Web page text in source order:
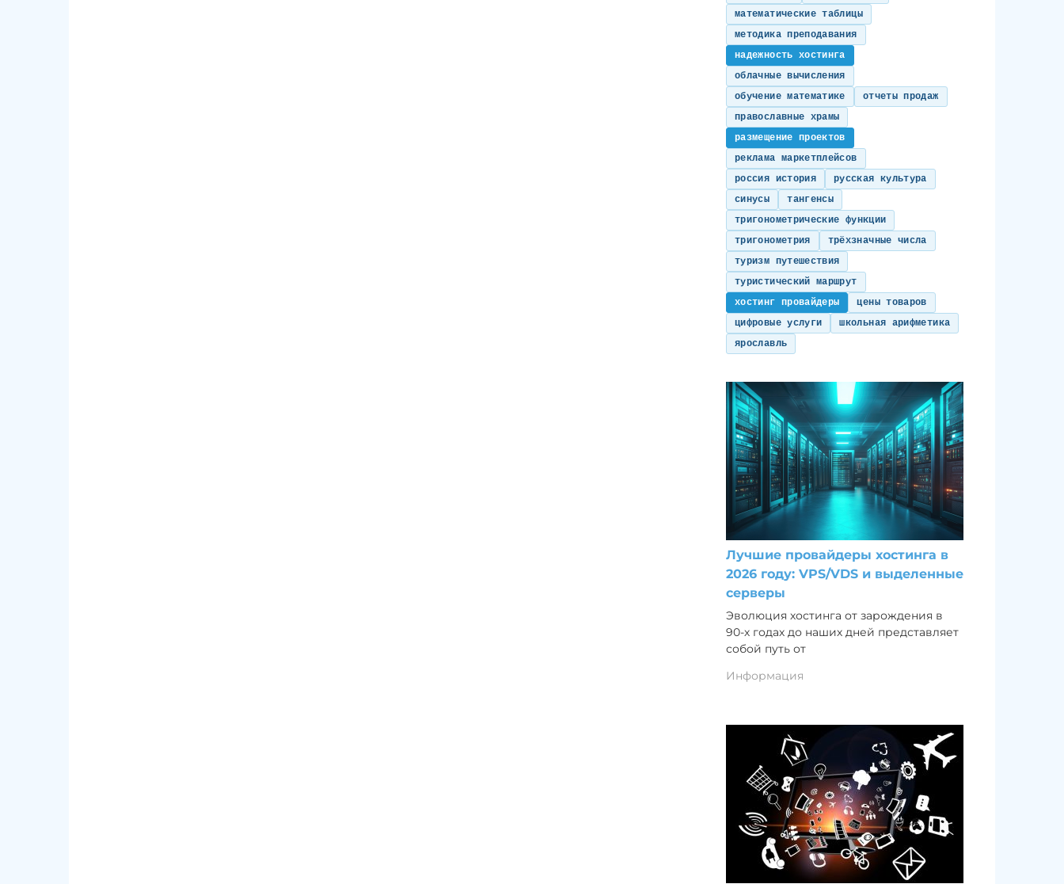
математические таблицы
методика преподавания
надежность хостинга
облачные вычисления
обучение математике
отчеты продаж
православные храмы
размещение проектов
реклама маркетплейсов
россия история
русская культура
синусы
тангенсы
тригонометрические функции
тригонометрия
трёхзначные числа
туризм путешествия
туристический маршрут
хостинг провайдеры
цены товаров
цифровые услуги
школьная арифметика
ярославль
Лучшие провайдеры хостинга в
2026 году: VPS/VDS и выделенные
серверы
Эволюция хостинга от зарождения в
90-х годах до наших дней представляет
собой путь от
Информация